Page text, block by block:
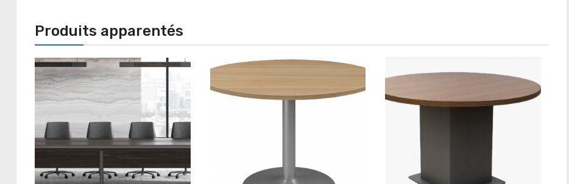
Produits apparentés